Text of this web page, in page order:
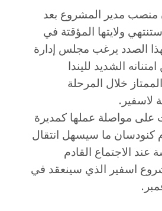
منصب مدير المشروع بعد
ولايتها المؤقتة في
الصدد يرغب مجلس إدارة
الشديد لليندا
خلال المرحلة
لاسفير.
على مواصلة عملها كمديرة
كنودسان ما سيسهل انتقال
عند الاجتماع القادم
اسفير الذي سينعقد في